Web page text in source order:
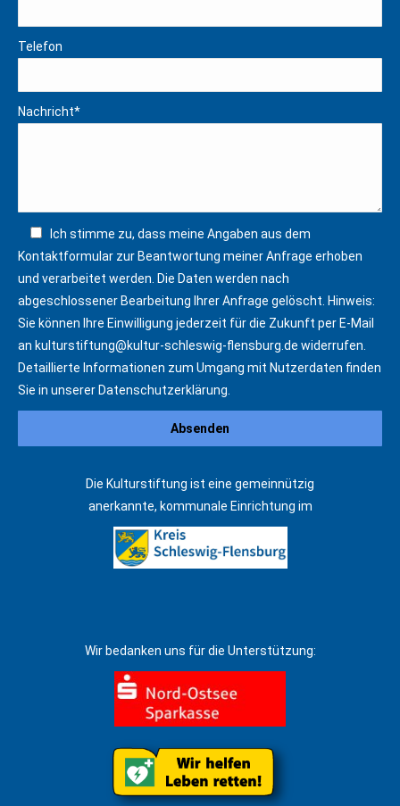
Telefon
Nachricht*
Ich stimme zu, dass meine Angaben aus dem
Kontaktformular zur Beantwortung meiner Anfrage erhoben
und verarbeitet werden. Die Daten werden nach
abgeschlossener Bearbeitung Ihrer Anfrage gelöscht. Hinweis:
Sie können Ihre Einwilligung jederzeit für die Zukunft per E-Mail
an kulturstiftung@kultur-schleswig-flensburg.de widerrufen.
Detaillierte Informationen zum Umgang mit Nutzerdaten finden
Sie in unserer Datenschutzerklärung
Die Kulturstiftung ist eine gemeinnützig
anerkannte, kommunale Einrichtung im
Wir bedanken uns für die Unterstützung: